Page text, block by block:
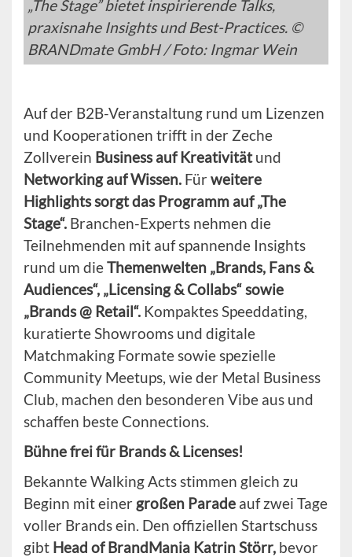
„The Stage” bietet inspirierende Talks,
praxisnahe Insights und Best-Practices. ©
BRANDmate GmbH / Foto: Ingmar Wein
Auf der B2B-Veranstaltung rund um Lizenzen
und Kooperationen trifft in der Zeche
Zollverein Business auf Kreativitätund
Networking auf Wissen. Fürweitere
Highlights sorgt das Programm auf „The
Stage“. Branchen-Experts nehmen die
Teilnehmenden mit auf spannende Insights
rund um dieThemenwelten „Brands, Fans &
Audiences“, „Licensing & Collabs“ sowie
„Brands @ Retail“. Kompaktes Speeddating,
kuratierte Showrooms und digitale
Matchmaking Formate sowie spezielle
Community Meetups, wie der Metal Business
Club, machen den besonderen Vibe aus und
schaffen beste Connections.
Bühne frei für Brands & Licenses!
Bekannte Walking Acts stimmen gleich zu
Beginn mit einer großen Parade auf zwei Tage
voller Brands ein. Den offiziellen Startschuss
gibt Head of BrandMania Katrin Störr, bevor